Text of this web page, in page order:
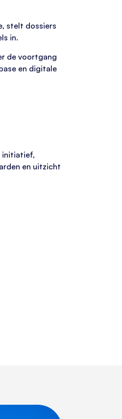
stelt dossiers
in.
de voortgang
en digitale
initiatief,
en uitzicht